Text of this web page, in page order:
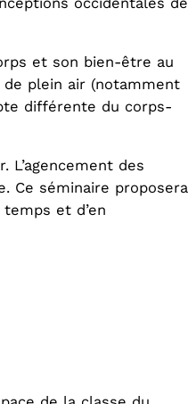
et son bien-être au
de plein air (notamment
différente du corps-
L’agencement des
Ce séminaire proposera
et d’en